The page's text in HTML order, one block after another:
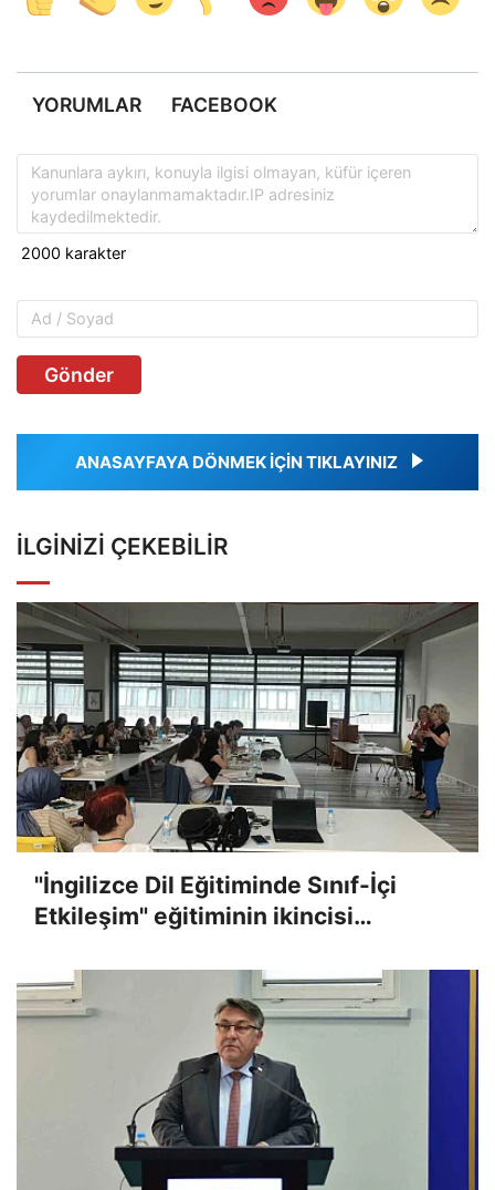
YORUMLAR FACEBOOK
Gönder
ANASAYFAYA DÖNMEK İÇİN TIKLAYINIZ
İLGINIZI ÇEKEBILIR
"İngilizce Dil Eğitiminde Sınıf-İçi
Etkileşim" eğitiminin ikincisi